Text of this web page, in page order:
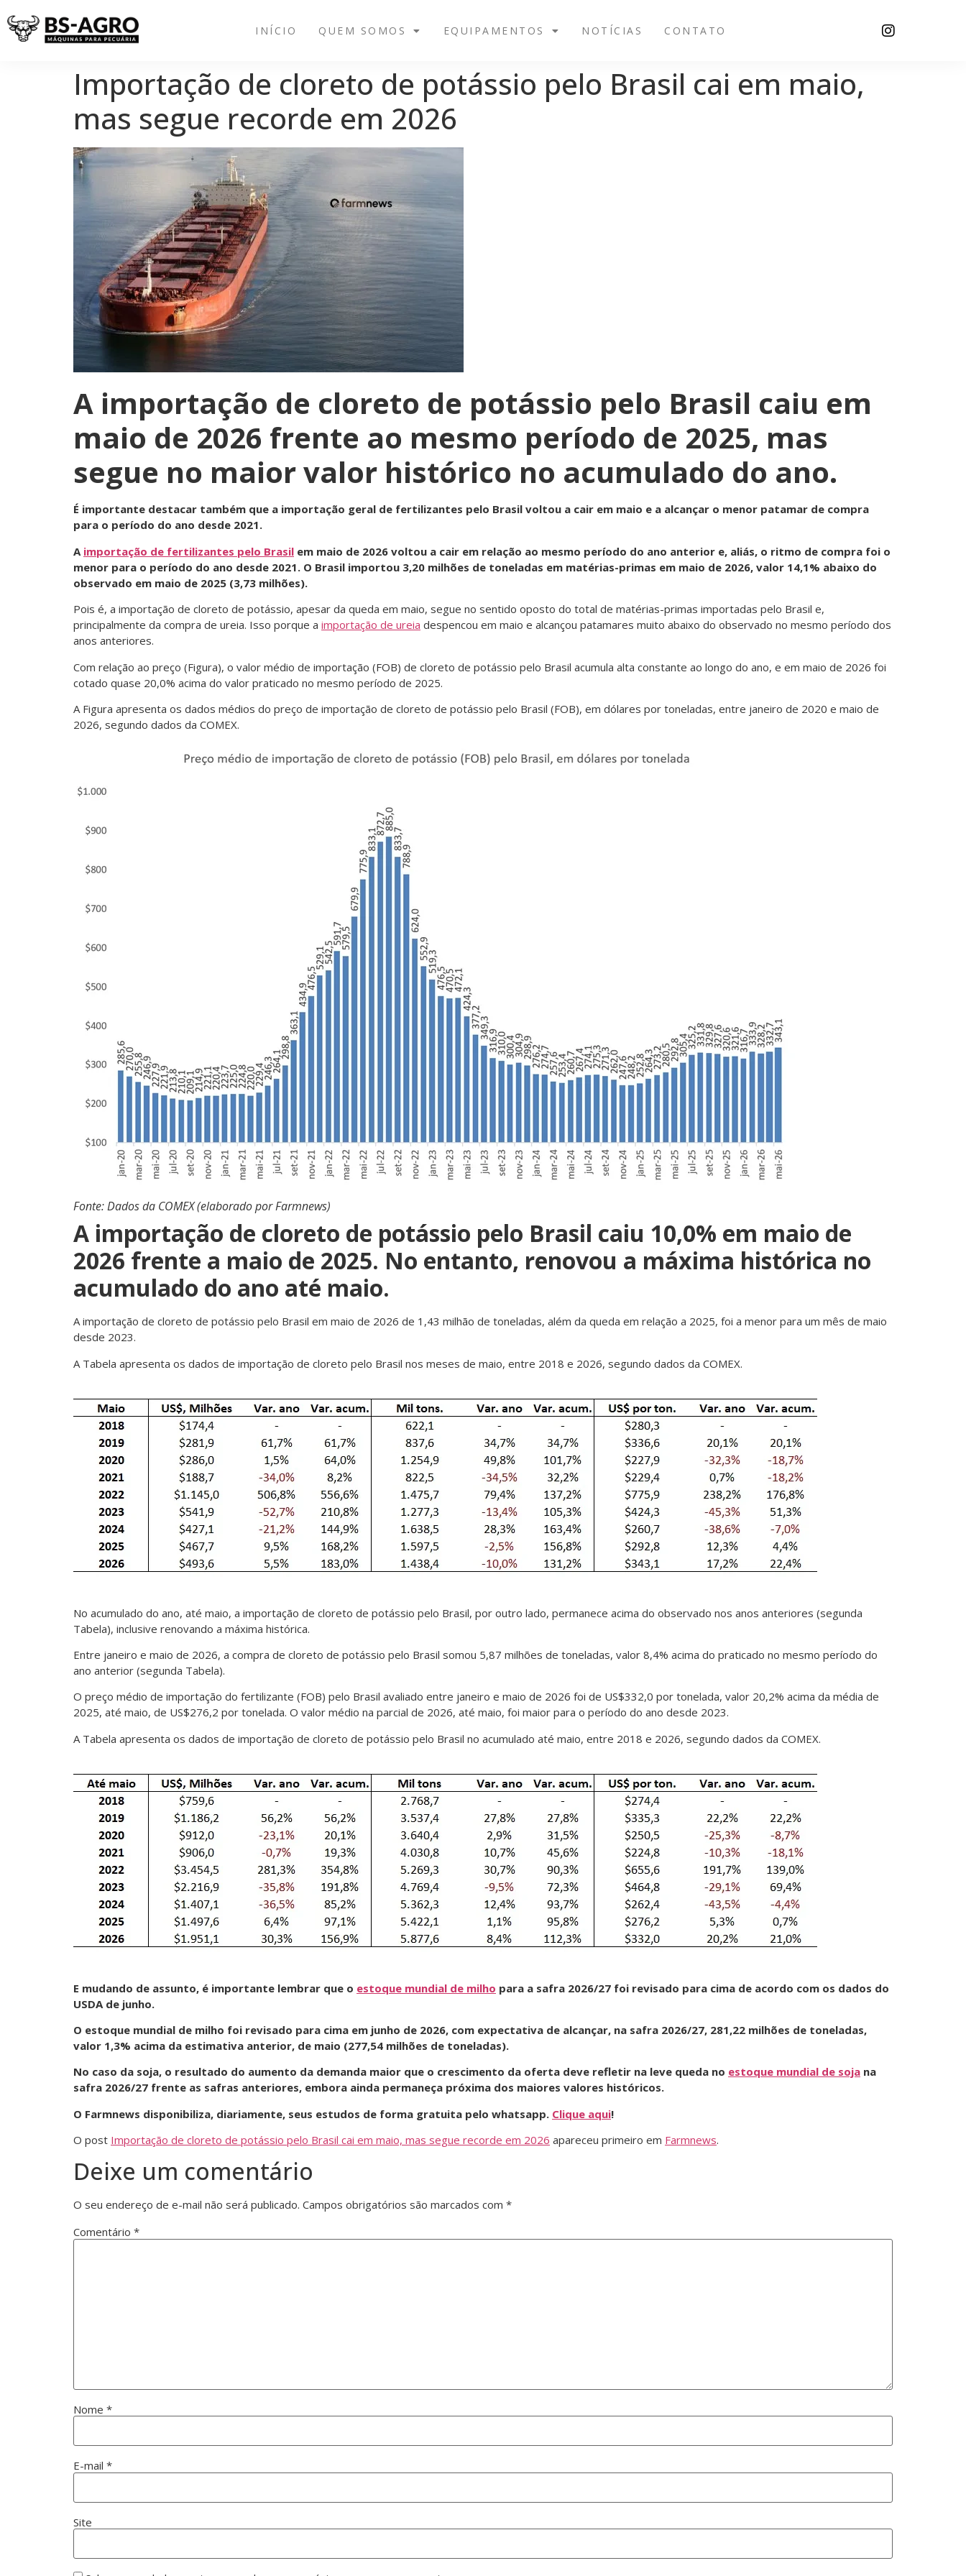
INÍCIO QUEM SOMOS EQUIPAMENTOS NOTÍCIAS CONTATO
Importação de cloreto de potássio pelo Brasil cai em maio,
mas segue recorde em 2026
A importação de cloreto de potássio pelo Brasil caiu em
maio de 2026 frente ao mesmo período de 2025, mas
segue no maior valor histórico no acumulado do ano.
É importante destacar também que a importação geral de fertilizantes pelo Brasil voltou a cair em maio e a alcançar o menor patamar de compra
para o período do ano desde 2021.
A importação de fertilizantes pelo Brasil em maio de 2026 voltou a cair em relação ao mesmo período do ano anterior e, aliás, o ritmo de compra foi o
menor para o período do ano desde 2021. O Brasil importou 3,20 milhões de toneladas em matérias-primas em maio de 2026, valor 14,1% abaixo do
observado em maio de 2025 (3,73 milhões).
Pois é, a importação de cloreto de potássio, apesar da queda em maio, segue no sentido oposto do total de matérias-primas importadas pelo Brasil e,
principalmente da compra de ureia. Isso porque a importação de ureia despencou em maio e alcançou patamares muito abaixo do observado no mesmo período dos
anos anteriores.
Com relação ao preço (Figura), o valor médio de importação (FOB) de cloreto de potássio pelo Brasil acumula alta constante ao longo do ano, e em maio de 2026 foi
cotado quase 20,0% acima do valor praticado no mesmo período de 2025.
A Figura apresenta os dados médios do preço de importação de cloreto de potássio pelo Brasil (FOB), em dólares por toneladas, entre janeiro de 2020 e maio de
2026, segundo dados da COMEX.
Fonte: Dados da COMEX (elaborado por Farmnews)
A importação de cloreto de potássio pelo Brasil caiu 10,0% em maio de
2026 frente a maio de 2025. No entanto, renovou a máxima histórica no
acumulado do ano até maio.
A importação de cloreto de potássio pelo Brasil em maio de 2026 de 1,43 milhão de toneladas, além da queda em relação a 2025, foi a menor para um mês de maio
desde 2023.
A Tabela apresenta os dados de importação de cloreto pelo Brasil nos meses de maio, entre 2018 e 2026, segundo dados da COMEX.
No acumulado do ano, até maio, a importação de cloreto de potássio pelo Brasil, por outro lado, permanece acima do observado nos anos anteriores (segunda
Tabela), inclusive renovando a máxima histórica.
Entre janeiro e maio de 2026, a compra de cloreto de potássio pelo Brasil somou 5,87 milhões de toneladas, valor 8,4% acima do praticado no mesmo período do
ano anterior (segunda Tabela).
O preço médio de importação do fertilizante (FOB) pelo Brasil avaliado entre janeiro e maio de 2026 foi de US$332,0 por tonelada, valor 20,2% acima da média de
2025, até maio, de US$276,2 por tonelada. O valor médio na parcial de 2026, até maio, foi maior para o período do ano desde 2023.
A Tabela apresenta os dados de importação de cloreto de potássio pelo Brasil no acumulado até maio, entre 2018 e 2026, segundo dados da COMEX.
E mudando de assunto, é importante lembrar que o estoque mundial de milho para a safra 2026/27 foi revisado para cima de acordo com os dados do
USDA de junho.
O estoque mundial de milho foi revisado para cima em junho de 2026, com expectativa de alcançar, na safra 2026/27, 281,22 milhões de toneladas,
valor 1,3% acima da estimativa anterior, de maio (277,54 milhões de toneladas).
No caso da soja, o resultado do aumento da demanda maior que o crescimento da oferta deve refletir na leve queda no estoque mundial de soja na
safra 2026/27 frente as safras anteriores, embora ainda permaneça próxima dos maiores valores históricos.
O Farmnews disponibiliza, diariamente, seus estudos de forma gratuita pelo whatsapp. Clique aqui!
O post Importação de cloreto de potássio pelo Brasil cai em maio, mas segue recorde em 2026 apareceu primeiro em Farmnews.
Deixe um comentário
O seu endereço de e-mail não será publicado. Campos obrigatórios são marcados com *
Comentário *
Nome *
E-mail *
Site